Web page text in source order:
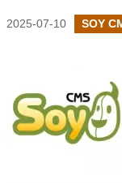
2025-07-10 SOY